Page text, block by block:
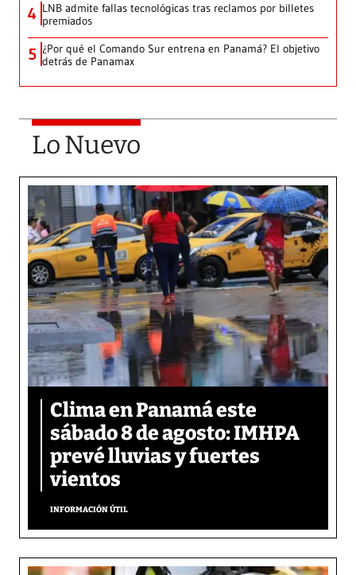
4 LNB admite fallas tecnológicas tras reclamos por billetes
premiados
5 ¿Por qué el Comando Sur entrena en Panamá? El objetivo
detrás de Panamax
Lo Nuevo
Clima en Panamá este
sábado 8 de agosto: IMHPA
prevé lluvias y fuertes
vientos
INFORMACIÓN ÚTIL